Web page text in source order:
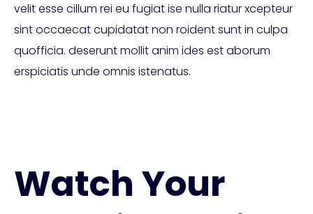
velit esse cillum rei eu fugiat ise nulla riatur xcepteur
sint occaecat cupidatat non roident sunt in culpa
quofficia. deserunt mollit anim ides est aborum
erspiciatis unde omnis istenatus.
Watch Your